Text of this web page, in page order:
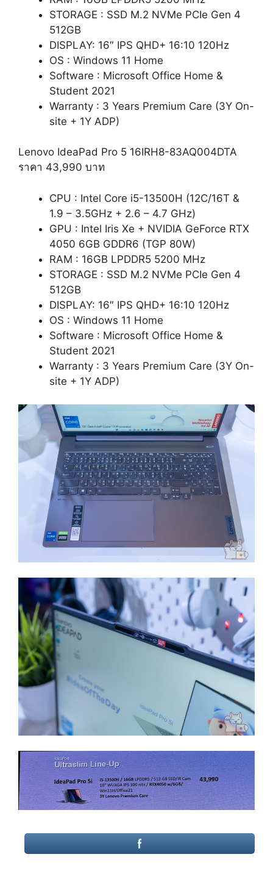
STORAGE : SSD M.2 NVMe PCIe Gen 4
512GB
DISPLAY: 16″ IPS QHD+ 16:10 120Hz
OS : Windows 11 Home
Software : Microsoft Office Home &
Student 2021
Warranty : 3 Years Premium Care (3Y On-
site + 1Y ADP)
Lenovo IdeaPad Pro 5 16IRH8-83AQ004DTA
ราคา 43,990 บาท
CPU : Intel Core i5-13500H (12C/16T &
1.9 – 3.5GHz + 2.6 – 4.7 GHz)
GPU : Intel Iris Xe + NVIDIA GeForce RTX
4050 6GB GDDR6 (TGP 80W)
RAM : 16GB LPDDR5 5200 MHz
STORAGE : SSD M.2 NVMe PCIe Gen 4
512GB
DISPLAY: 16″ IPS QHD+ 16:10 120Hz
OS : Windows 11 Home
Software : Microsoft Office Home &
Student 2021
Warranty : 3 Years Premium Care (3Y On-
site + 1Y ADP)